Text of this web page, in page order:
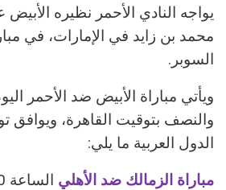
يواجه النادي الأحمر نظيره
محمد بن زايد في الإمارات، في
السوبر.
ويأتي مباراة الأبيض ضد الأحمر
والنصف بتوقيت القاهرة، ويوافق
الدول العربية ما يلي:
مباراة الزمالك ضد الأهلي الساعة 6.30 في الكويت.